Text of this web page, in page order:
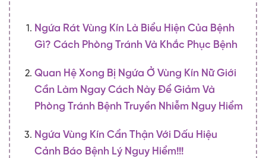
Ngứa Rát Vùng Kín Là Biểu Hiện Của Bệnh
Gì? Cách Phòng Tránh Và Khắc Phục Bệnh
Quan Hệ Xong Bị Ngứa Ở Vùng Kín Nữ Giới
Cần Làm Ngay Cách Này Để Giảm Và
Phòng Tránh Bệnh Truyền Nhiễm Nguy Hiểm
Ngứa Vùng Kín Cẩn Thận Với Dấu Hiệu
Cảnh Báo Bệnh Lý Nguy Hiểm!!!